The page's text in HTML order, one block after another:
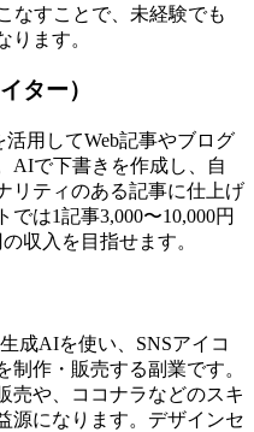
なすことで、未経験でも
ります。
ター）
活用してWeb記事やブログ
AIで下書きを作成し、自
リティのある記事に仕上げ
は1記事3,000〜10,000円
収入を目指せます。
成AIを使い、SNSアイコ
制作・販売する副業です。
売や、ココナラなどのスキ
源になります。デザインセ